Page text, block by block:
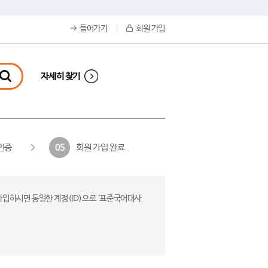
들어가기 회원 가입
자세히 찾기
증 05 회원 가입 완료
하시면 동일한 계정(ID)으로 ‘표준국어대사